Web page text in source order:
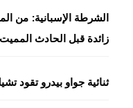
الشرطة الإسبانية: من
زائدة قبل الحادث المميت
ثنائية جواو بيدرو تقود